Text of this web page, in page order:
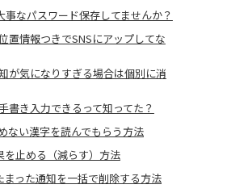
なパスワード保存してませんか？
置情報つきでSNSにアップしてな
が気になりすぎる場合は個別に消
書き入力できるって知ってた？
ない漢字を読んでもらう方法
止める（減らす）方法
った通知を一括で削除する方法